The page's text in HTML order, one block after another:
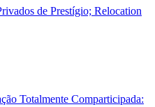
de Prestígio; Relocation
Totalmente Comparticipada: